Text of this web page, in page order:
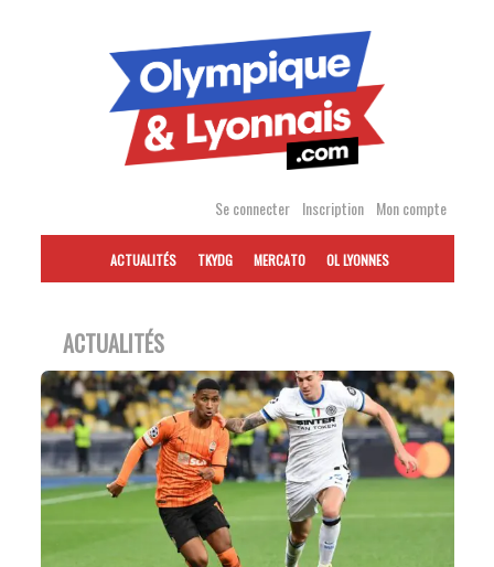
Se connecter Inscription Mon compte
ACTUALITÉS TKYDG MERCATO OL LYONNES
ACTUALITÉS